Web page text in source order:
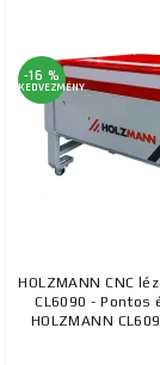
Kiválasztással,
-16 %
KEDVEZMÉNY
HOLZMANN CNC
CL6090 - Pontos
HOLZMANN